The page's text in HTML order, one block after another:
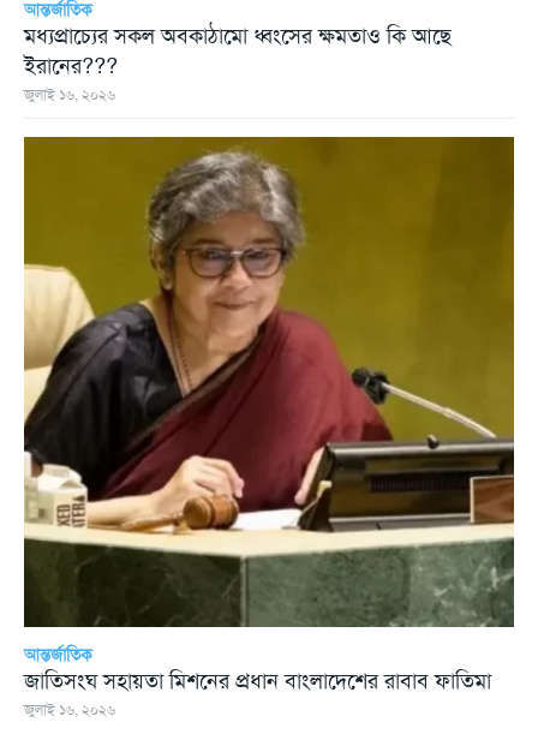
আন্তর্জাতিক
মধ্যপ্রাচ্যের সকল অবকাঠামো ধ্বংসের ক্ষমতাও কি আছে
ইরানের???
জুলাই ১৬, ২০২৬
আন্তর্জাতিক
জাতিসংঘ সহায়তা মিশনের প্রধান বাংলাদেশের রাবাব ফাতিমা
জুলাই ১৬, ২০২৬